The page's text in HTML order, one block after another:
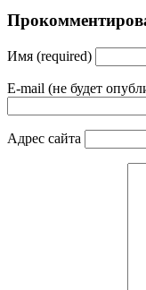
Имя (required)
E-mail (не будет
Адрес сайта